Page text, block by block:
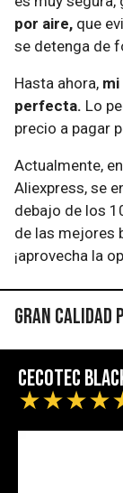
por aire, que
se detenga de
Hasta ahora,
perfecta. Lo
precio a pagar
Actualmente,
Aliexpress, se
debajo de los
de las mejores
¡aprovecha la
Gran calidad
Cecotec
★★★★